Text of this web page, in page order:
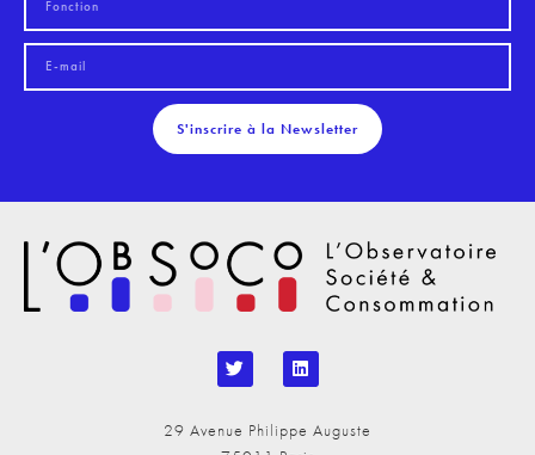
S'inscrire à la Newsletter
29 Avenue Philippe Auguste